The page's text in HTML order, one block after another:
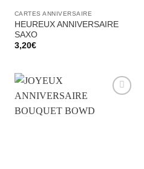
CARTES ANNIVERSAIRE
HEUREUX ANNIVERSAIRE
SAXO
3,20€